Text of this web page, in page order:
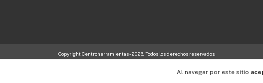
Al navegar por este sitio
Copyright Centroherramientas - 2026. Todos los derechos reservados.